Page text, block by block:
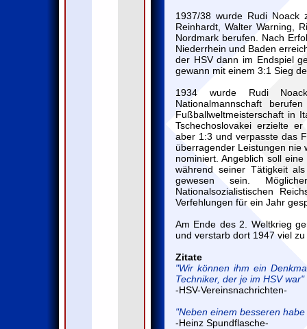
1937/38 wurde Rudi Noack
Reinhardt, Walter Warning,
Nordmark berufen. Nach
Niederrhein und Baden
der HSV dann im Endspiel
gewann mit einem 3:1 Sieg
1934 wurde Rudi
Nationalmannschaft
Fußballweltmeisterschaft in
Tschechoslovakei erzielte
aber 1:3 und verpasste das
überragender Leistungen nie
nominiert. Angeblich soll
während seiner Tätigkeit
gewesen sein.
Nationalsozialistischen
Verfehlungen für ein Jahr
Am Ende des 2. Weltkrieg
und verstarb dort 1947 viel
Zitate
"Wir können ihm ein
Techniker, der je im HSV war"
-HSV-Vereinsnachrichten-
"Neben einem besseren
-Heinz Spundflasche-